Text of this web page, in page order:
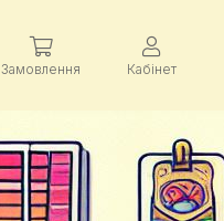
Замовлення Кабінет